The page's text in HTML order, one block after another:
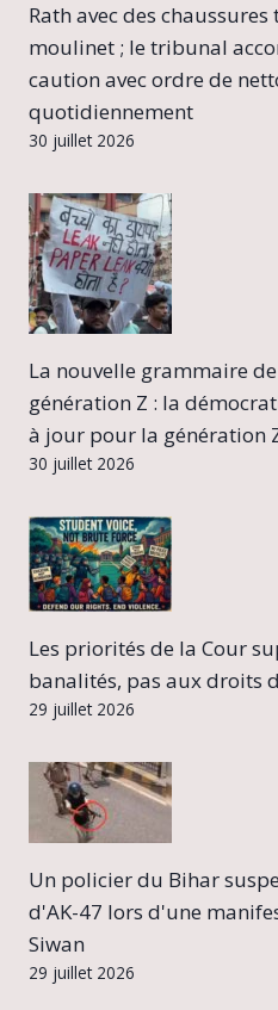
Rath avec des
moulinet ; le tribunal
caution avec ordre de
quotidiennement
30 juillet 2026
La nouvelle grammaire
génération Z : la
à jour pour la génération
30 juillet 2026
Les priorités de la Cour
banalités, pas aux droits
29 juillet 2026
Un policier du Bihar
d'AK-47 lors d'une
Siwan
29 juillet 2026